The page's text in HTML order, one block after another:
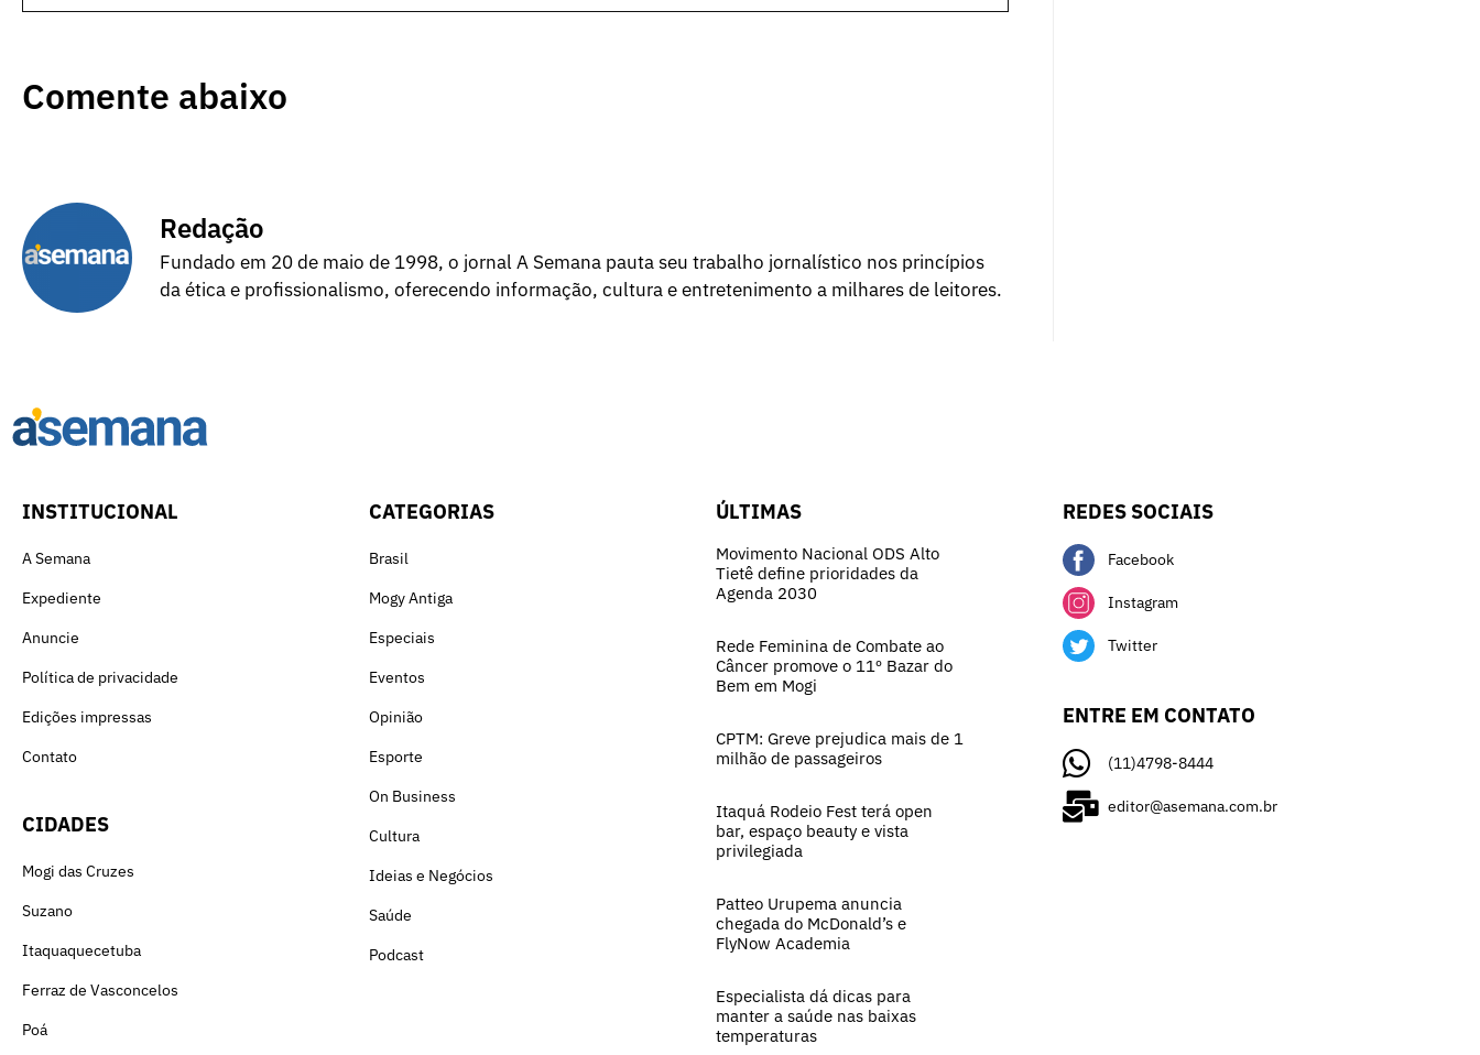
Comente abaixo
Redação
Fundado em 20 de maio de 1998, o jornal A Semana pauta seu trabalho jornalístico nos princípios
da ética e profissionalismo, oferecendo informação, cultura e entretenimento a milhares de leitores.
INSTITUCIONAL
A Semana
Expediente
Anuncie
Política de privacidade
Edições impressas
Contato
CIDADES
Mogi das Cruzes
Suzano
Itaquaquecetuba
Ferraz de Vasconcelos
Poá
CATEGORIAS
Brasil
Mogy Antiga
Especiais
Eventos
Opinião
Esporte
On Business
Cultura
Ideias e Negócios
Saúde
Podcast
ÚLTIMAS
Movimento Nacional ODS Alto
Tietê define prioridades da
Agenda 2030
Rede Feminina de Combate ao
Câncer promove o 11º Bazar do
Bem em Mogi
CPTM: Greve prejudica mais de 1
milhão de passageiros
Itaquá Rodeio Fest terá open
bar, espaço beauty e vista
privilegiada
Patteo Urupema anuncia
chegada do McDonald’s e
FlyNow Academia
Especialista dá dicas para
manter a saúde nas baixas
temperaturas
REDES SOCIAIS
Facebook
Instagram
Twitter
ENTRE EM CONTATO
(11)4798-8444
editor@asemana.com.br